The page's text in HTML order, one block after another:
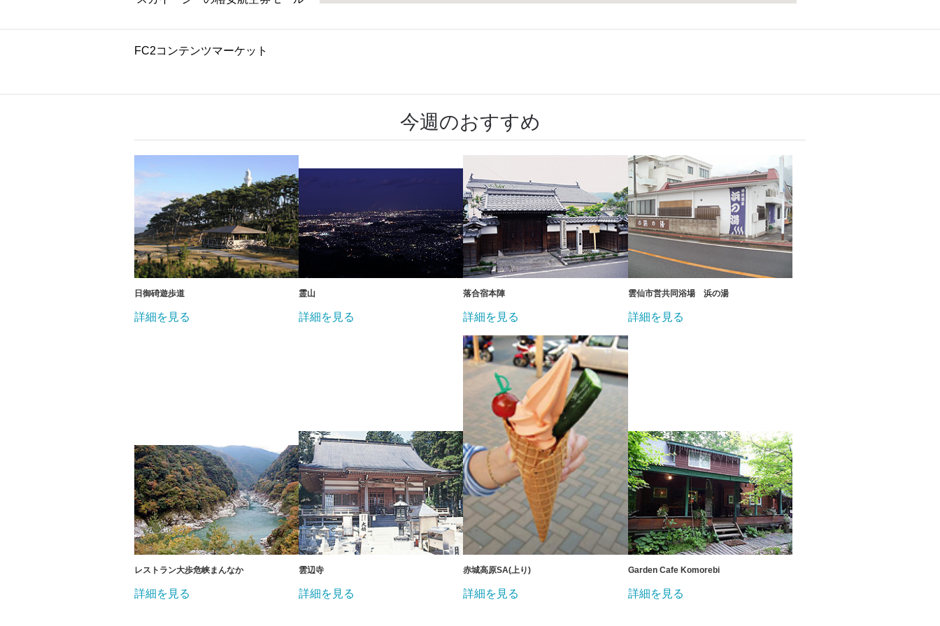
FC2コンテンツマーケット
今週のおすすめ
日御碕遊歩道
詳細を見る
霊山
詳細を見る
落合宿本陣
詳細を見る
雲仙市営共同浴場 浜の湯
詳細を見る
レストラン大歩危峡まんなか
詳細を見る
雲辺寺
詳細を見る
赤城高原SA(上り)
詳細を見る
Garden Cafe Komorebi
詳細を見る